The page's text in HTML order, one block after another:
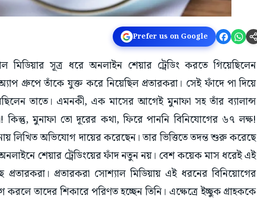
Prefer us on Google
মিডিয়ার সূত্র ধরে অনলাইন শেয়ার ট্রেডিং করতে গিয়েছিলেন
গ্রুপে তাঁকে যুক্ত করে নিয়েছিল প্রতারকরা। সেই ফাঁদে পা দিয়ে
তাতে। এমনকী, এক মাসের আগেই মুনাফা সহ তাঁর ব্যালান্স
মুনাফা তো দূরের কথা, ফিরে পাননি বিনিযোগের ৬৭ লক্ষ!
লিখিত অভিযোগ দায়ের করেছেন। তার ভিত্তিতে তদন্ত শুরু করেছে
শেয়ার ট্রেডিংয়ের ফাঁদ নতুন নয়। বেশ কয়েক মাস ধরেই এই
প্রতারকরা সোশ্যাল মিডিয়ায় এই ধরনের বিনিয়োগের
তাদের শিকারে পরিণত হচ্ছেন তিনি। এক্ষেত্রে ইচ্ছুক গ্রাহককে